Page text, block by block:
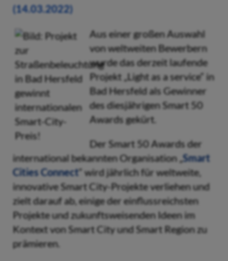
14.03.2022)
Aus einer großen Auswahl
von weltweiten Bewerbern
wurde das derzeit laufende
Projekt „Light as a service“ in
Bad Hersfeld als Gewinner
des diesjährigen Smart 50
Awards gekürt.
Der Smart 50 Awards der
international bekannten Organisation „Smart
Cities Connect“ wird jährlich für weltweite,
innovative Smart City-Projekte verliehen und
zielt darauf ab, einige der einflussreichsten
Projekte und zukunftsweisenden Ideen im
Kontext von Smart City und Smart Region zu
prämieren.